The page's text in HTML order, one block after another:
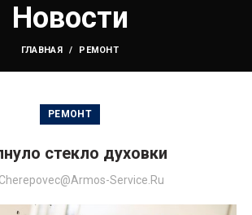
Новости
ГЛАВНАЯ РЕМОНТ
РЕМОНТ
стекло духовки
Cherepovec@armos-Service.ru